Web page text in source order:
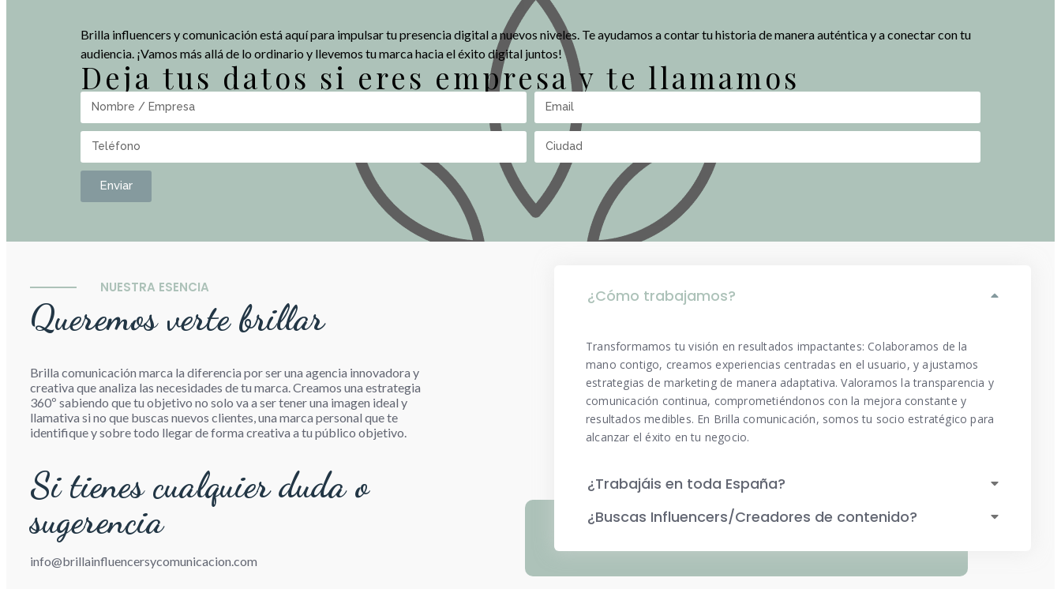
Brilla influencers y comunicación está aquí para impulsar tu presencia digital a nuevos niveles. Te ayudamos a contar tu historia de manera auténtica y a conectar con tu
audiencia. ¡Vamos más allá de lo ordinario y llevemos tu marca hacia el éxito digital juntos!
Deja tus datos si eres empresa y te llamamos
Enviar
NUESTRA ESENCIA
Queremos verte brillar
Brilla comunicación marca la diferencia por ser una agencia innovadora y
creativa que analiza las necesidades de tu marca. Creamos una estrategia
360º sabiendo que tu objetivo no solo va a ser tener una imagen ideal y
llamativa si no que buscas nuevos clientes, una marca personal que te
identifique y sobre todo llegar de forma creativa a tu público objetivo.
Si tienes cualquier duda o
sugerencia
info@brillainfluencersycomunicacion.com
¿Cómo trabajamos?
Transformamos tu visión en resultados impactantes: Colaboramos de la
mano contigo, creamos experiencias centradas en el usuario, y ajustamos
estrategias de marketing de manera adaptativa. Valoramos la transparencia y
comunicación continua, comprometiéndonos con la mejora constante y
resultados medibles. En Brilla comunicación, somos tu socio estratégico para
alcanzar el éxito en tu negocio.
¿Trabajáis en toda España?
¿Buscas Influencers/Creadores de contenido?